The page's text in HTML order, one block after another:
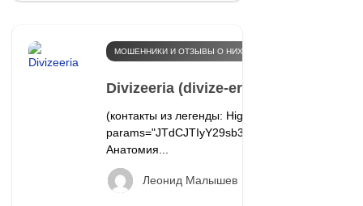
МОШЕННИКИ И ОТЗЫВЫ О НИХ
Divizeeria (divize-eria.info): отзывы
(контакты из легенды: Highlight Towers, 80807
Анатомия...
Леонид Малышев